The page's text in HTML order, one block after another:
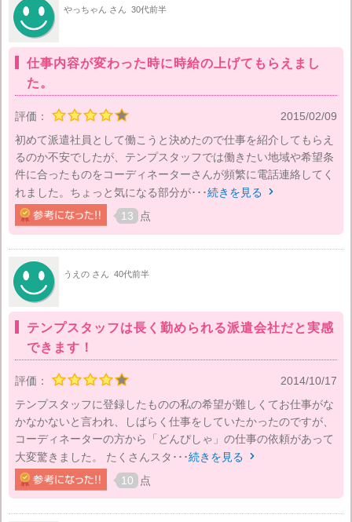
やっちゃん さん 30代前半
仕事内容が変わった時に時給の上げてもらえまし
た。
評価：
2015/02/09
初めて派遣社員として働こうと決めたので仕事を紹介してもらえ
るのか不安でしたが、テンプスタッフでは働きたい地域や希望条
件に合ったものをコーディネーターさんが頻繁に電話連絡してく
れました。ちょっと気になる部分が･･･続きを見る 
13 点
うえの さん 40代前半
テンプスタッフは長く勤められる派遣会社だと実感
できます！
評価：
2014/10/17
テンプスタッフに登録したものの私の希望が難しくてお仕事がな
かなかないと言われ、しばらく仕事をしていたかったのですが、
コーディネーターの方から「どんぴしゃ」の仕事の依頼があって
大変驚きました。 たくさんスタ･･･続きを見る 
10 点